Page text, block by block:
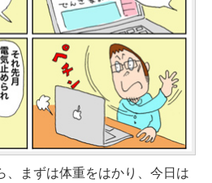
まずは体重をはかり、今日は